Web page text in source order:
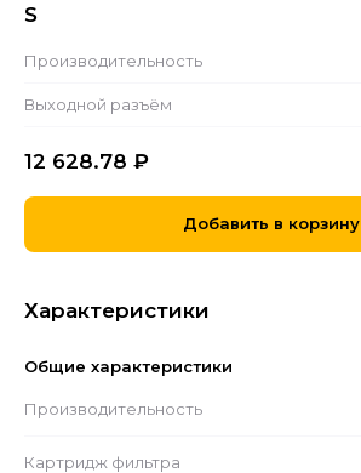
S
Производительность
Выходной разъём
12 628.78 ₽
Добавить в корзину
Характеристики
Общие характеристики
Производительность
Картридж фильтра